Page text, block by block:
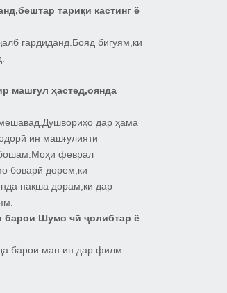
тариқи кастинг ё
гардиданд.Бояд бигӯям,ки
машғул ҳастед,оянда
дар ҳама
ин машғулияти
бошам.Моҳи феврал
боварӣ дорем,ки
нақша дорам,ки дар
барои Шумо чӣ ҷолибтар ё
барои ман ин дар филм